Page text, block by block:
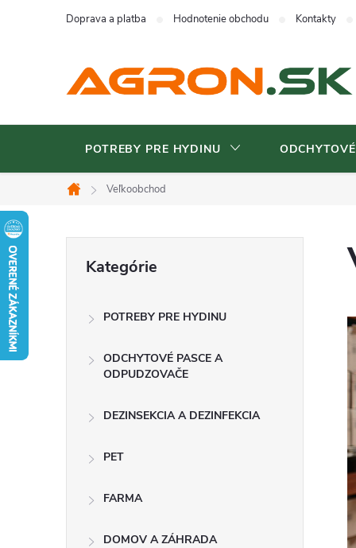
Doprava a platba Hodnotenie obchodu Kontakty
POTREBY PRE HYDINU
Domov
Veľkoobchod
kategórie
Kategórie
POTREBY PRE HYDINU
ODCHYTOVÉ PASCE A
ODPUDZOVAČE
DEZINSEKCIA A DEZINFEKCIA
PET
FARMA
DOMOV A ZÁHRADA